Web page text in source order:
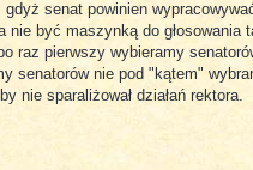
gdyż senat powinien
nie być maszynką do głosowania
raz pierwszy wybieramy
senatorów nie pod "kątem"
nie sparaliżował działań rektora.